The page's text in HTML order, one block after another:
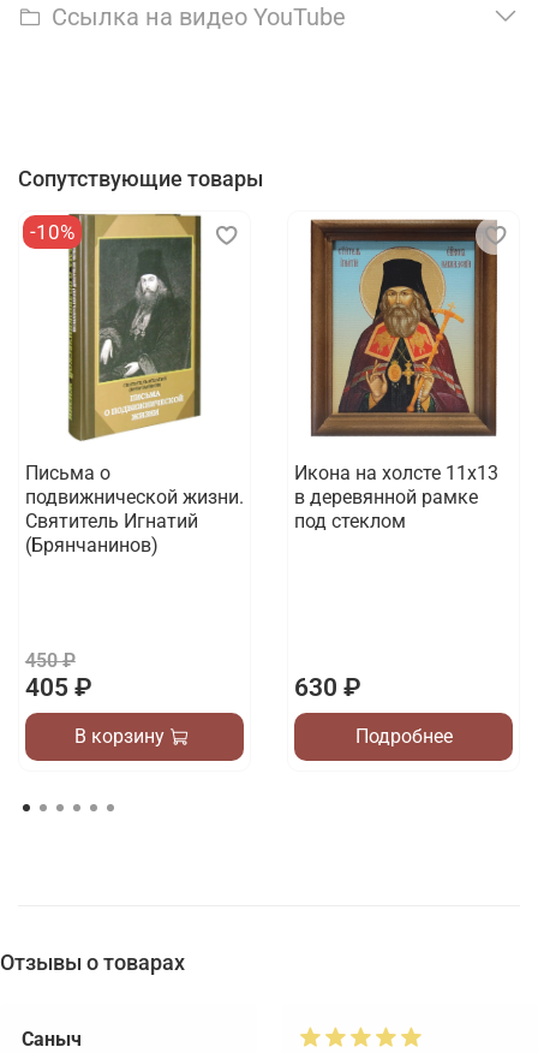
Ссылка на видео YouTube
Сопутствующие товары
-10%
Письма о
подвижнической жизни.
Святитель Игнатий
(Брянчанинов)
450 ₽
405 ₽
В корзину
Икона на холсте 11х13
в деревянной рамке
под стеклом
630 ₽
Подробнее
Отзывы о товарах
Саныч